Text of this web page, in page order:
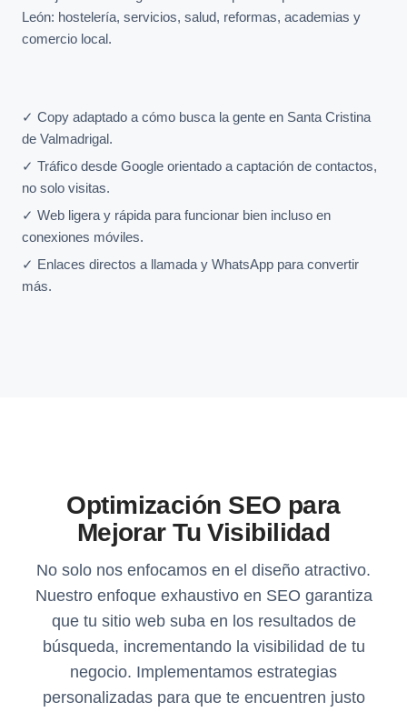
León: hostelería, servicios, salud, reformas, academias y
comercio local.
✓ Copy adaptado a cómo busca la gente en Santa Cristina
de Valmadrigal.
✓ Tráfico desde Google orientado a captación de contactos,
no solo visitas.
✓ Web ligera y rápida para funcionar bien incluso en
conexiones móviles.
✓ Enlaces directos a llamada y WhatsApp para convertir
más.
Optimización SEO para
Mejorar Tu Visibilidad
No solo nos enfocamos en el diseño atractivo.
Nuestro enfoque exhaustivo en SEO garantiza
que tu sitio web suba en los resultados de
búsqueda, incrementando la visibilidad de tu
negocio. Implementamos estrategias
personalizadas para que te encuentren justo